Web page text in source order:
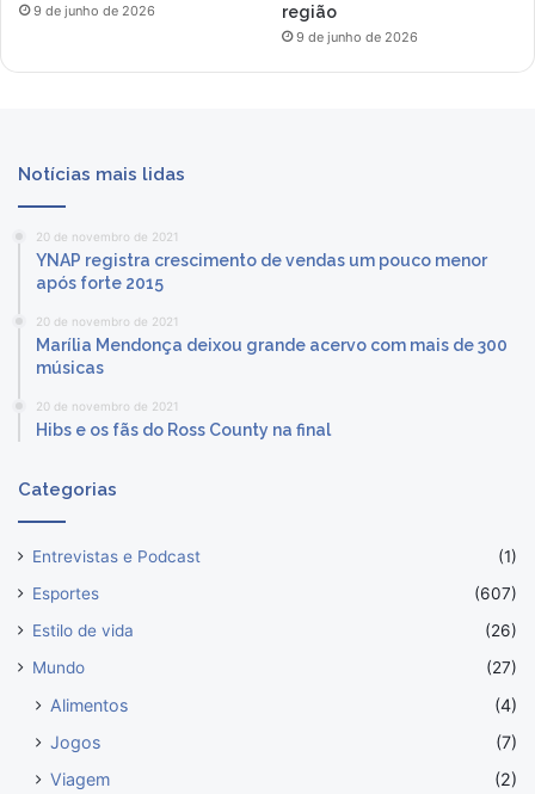
9 de junho de 2026
região
9 de junho de 2026
Notícias mais lidas
20 de novembro de 2021
YNAP registra crescimento de vendas um pouco menor
após forte 2015
20 de novembro de 2021
Marília Mendonça deixou grande acervo com mais de 300
músicas
20 de novembro de 2021
Hibs e os fãs do Ross County na final
Categorias
Entrevistas e Podcast
(1)
Esportes
(607)
Estilo de vida
(26)
Mundo
(27)
Alimentos
(4)
Jogos
(7)
Viagem
(2)